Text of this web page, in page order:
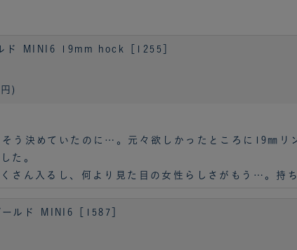
ド MINI6 19mm hock［1255］
)
う決めていたのに…。元々欲しかったところに19㎜リ
た。
さん入るし、何より見た目の女性らしさがもう…。持
ルド MINI6［1587］